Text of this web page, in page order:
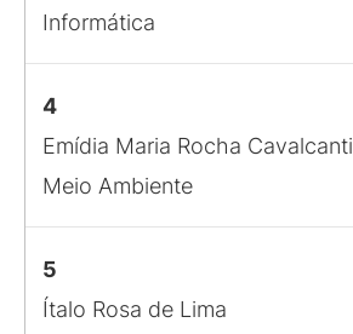
Informática
4
Emídia Maria Rocha Cavalcanti
Meio Ambiente
5
Ítalo Rosa de Lima